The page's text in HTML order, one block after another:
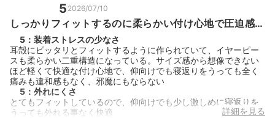
5 2026/07/10
しっかりフィットするのに柔らかい付け心地で圧迫感ゼ
5 ： 装着ストレスの少なさ
耳殻にピッタリとフィットするように作られていて、イヤーピー
スも柔らかい二重構造になっている。サイズ感から想像できない
ほど軽くて快適な付け心地で、仰向けでも寝返りをうっても全く
痛みも違和感もなく、邪魔にもならない
5 ： 外れにくさ
とてもフィットしているので、仰向けでも少し激しめに寝返りを
うっても外れる事なく快適
詳細を見る